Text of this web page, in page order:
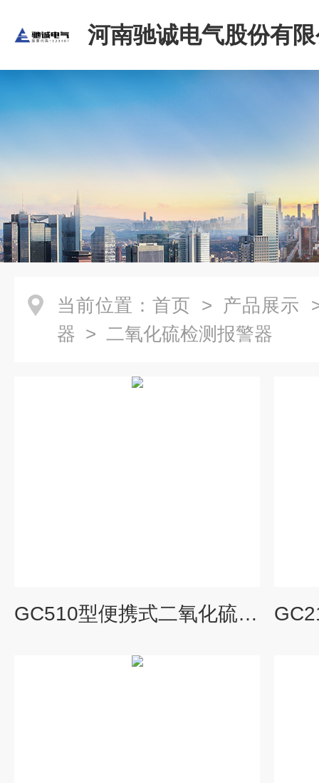
河南驰诚电气股份有
当前位置： 首页 > 产品展示
器 > 二氧化硫检测报警器
GC510型便携式二氧化硫气体检测仪二氧化硫报警器